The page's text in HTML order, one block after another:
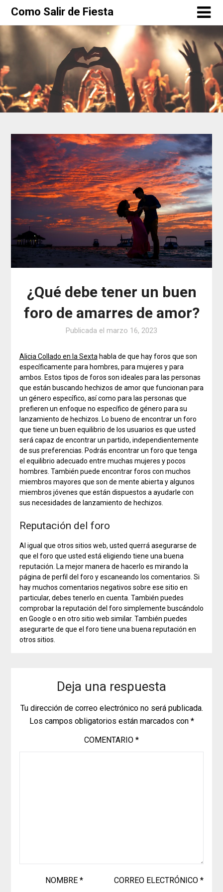
Como Salir de Fiesta
¿Qué debe tener un buen
foro de amarres de amor?
Publicada el marzo 16, 2023
Alicia Collado en la Sexta habla de que hay foros que son
específicamente para hombres, para mujeres y para
ambos. Estos tipos de foros son ideales para las personas
que están buscando hechizos de amor que funcionan para
un género específico, así como para las personas que
prefieren un enfoque no específico de género para su
lanzamiento de hechizos. Lo bueno de encontrar un foro
que tiene un buen equilibrio de los usuarios es que usted
será capaz de encontrar un partido, independientemente
de sus preferencias. Podrás encontrar un foro que tenga
el equilibrio adecuado entre muchas mujeres y pocos
hombres. También puede encontrar foros con muchos
miembros mayores que son de mente abierta y algunos
miembros jóvenes que están dispuestos a ayudarle con
sus necesidades de lanzamiento de hechizos.
Reputación del foro
Al igual que otros sitios web, usted querrá asegurarse de
que el foro que usted está eligiendo tiene una buena
reputación. La mejor manera de hacerlo es mirando la
página de perfil del foro y escaneando los comentarios. Si
hay muchos comentarios negativos sobre ese sitio en
particular, debes tenerlo en cuenta. También puedes
comprobar la reputación del foro simplemente buscándolo
en Google o en otro sitio web similar. También puedes
asegurarte de que el foro tiene una buena reputación en
otros sitios.
Deja una respuesta
Tu dirección de correo electrónico no será publicada.
Los campos obligatorios están marcados con *
COMENTARIO *
NOMBRE* CORREO ELECTRÓNICO *